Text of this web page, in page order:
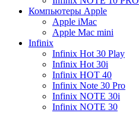
Компьютеры Apple
Apple iMac
Apple Mac mini
Infinix
Infinix Hot 30 Play
Infinix Hot 30i
Infinix HOT 40
Infinix Note 30 Pro
Infinix NOTE 30i
Infinix NOTE 30